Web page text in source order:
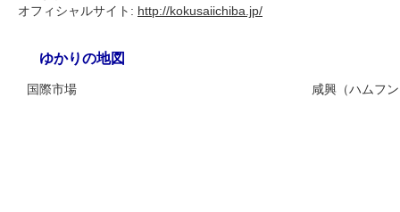
オフィシャルサイト: http://kokusaiichiba.jp/
ゆかりの地図
国際市場 咸興（ハムフ